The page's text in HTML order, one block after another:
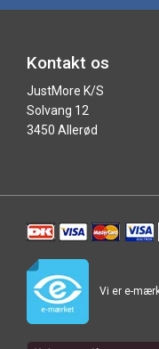
Kontakt os
JustMore K/S
Solvang 12
3450 Allerød
Vi er e-